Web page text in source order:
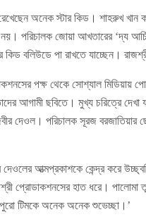
অনেক স্টার কিড। শাহরুখ খান
পরিচালক জোয়া আখতারের ‘দ্য
বলিউডে পা রাখতে যাচ্ছেন।
পক্ষ থেকে সোশ্যাল মিডিয়ায়
আগামী ছবিতে। মুখ্য চরিত্রে
দেওল। পরিচালক সূরজ বরজাতিয়ার
দেওলের আত্মপ্রকাশকে কেন্দ্র করে
প্রোডাকশনসের হাত ধরে। পালোমা
টিমকে অনেক অনেক শুভেচ্ছা।’